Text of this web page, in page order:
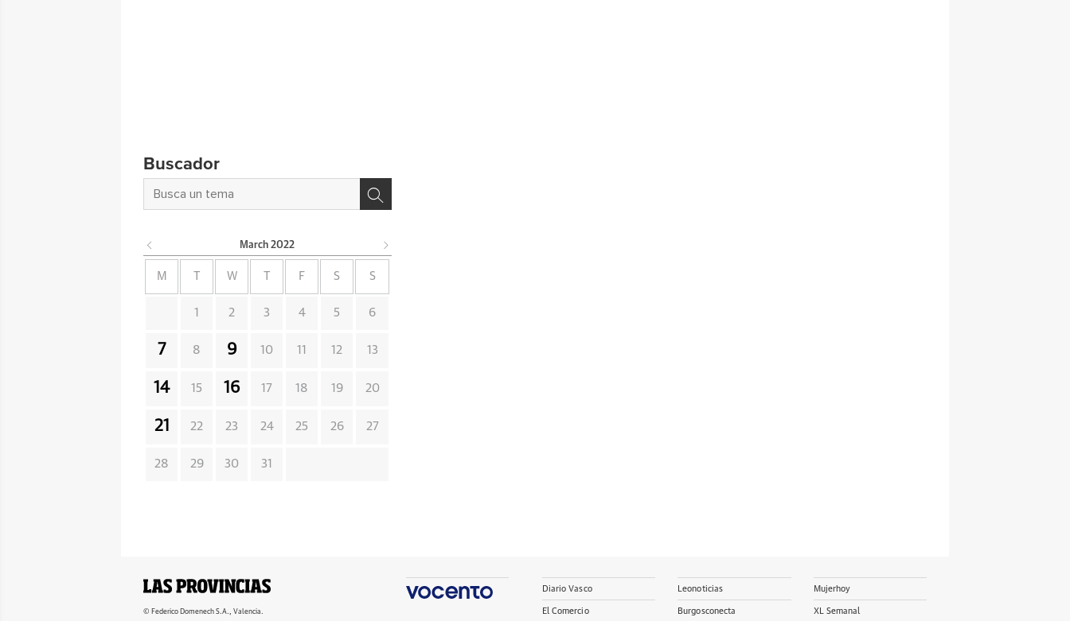
Buscador
March 2022
M W F S S
1 2 3 4 5 6
7 8 9 10 11 12 13
14 15 16 17 18 19 20
21 22 23 24 25 26 27
28 29 30 31
© Federico Domenech S.A., Valencia.
Diario Vasco
El Comercio
Leonoticias
Burgosconecta
Mujerhoy
XL Semanal